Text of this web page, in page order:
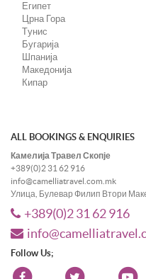
Египет
Црна Гора
Tунис
Бугарија
Шпанија
Македонија
Кипар
ALL BOOKINGS & ENQUIRIES
Камелија Травел Скопје
+389(0)2 31 62 916
info@camelliatravel.com.mk
Улица, Булевар Филип Втори
+389(0)2 31 62 916
Follow Us;